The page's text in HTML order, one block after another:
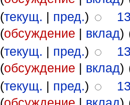
(текущ. | пред.)
(обсуждение | вклад)
(текущ. | пред.)
(обсуждение | вклад)
(текущ. | пред.)